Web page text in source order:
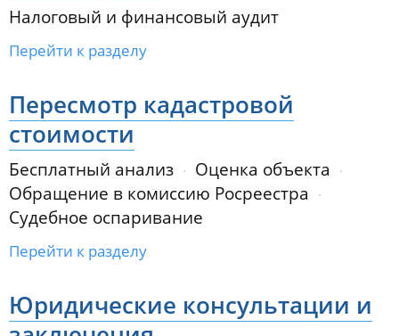
Налоговый и финансовый аудит
Перейти к разделу
Пересмотр кадастровой
стоимости
Бесплатный анализ
Оценка объекта
Обращение в комиссию Росреестра
Судебное оспаривание
Перейти к разделу
Юридические консультации и